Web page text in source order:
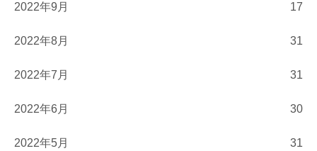
2022年9月 17
2022年8月 31
2022年7月 31
2022年6月 30
2022年5月 31